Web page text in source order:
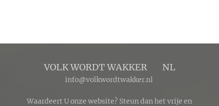
VOLK WORDT WAKKER 🔴 NL
info@volkwordtwakker.nl
Waardeert U onze website? Steun dan het vrije en